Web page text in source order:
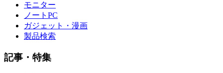
モニター
ノートPC
ガジェット・漫画
製品検索
記事・特集